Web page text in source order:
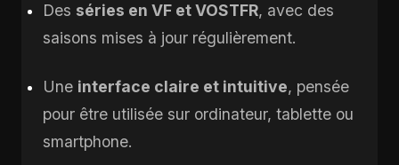
Des séries en VF et VOSTFR, avec des
saisons mises à jour régulièrement.
Une interface claire et intuitive, pensée
pour être utilisée sur ordinateur, tablette ou
smartphone.